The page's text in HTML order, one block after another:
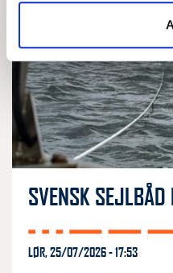
SVENSK SEJLBÅD
LØR, 25/07/2026 - 17:53